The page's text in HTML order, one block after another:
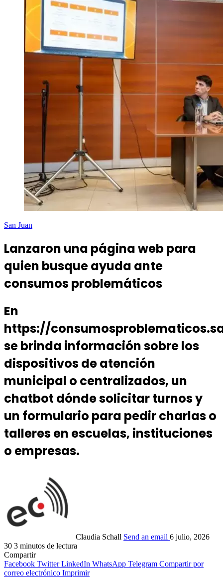
San Juan
Lanzaron una página web para
quien busque ayuda ante
consumos problemáticos
En
https://
se brinda información sobre los
dispositivos de atención
municipal o centralizados, un
chatbot dónde solicitar turnos y
un formulario para pedir charlas o
talleres en escuelas, instituciones
o empresas.
Claudia Schall Send an email 6 julio, 2026
30 3 minutos de lectura
Compartir
Facebook Twitter LinkedIn WhatsApp Telegram Compartir por
correo electrónico Imprimir